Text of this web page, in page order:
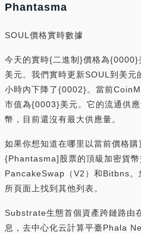
Phantasma
SOUL價格實時數據
今天的實時{二進制}價格為
美元。我們實時更新SOUL到美
小時內下降了{0002}。當前
市值為{0003}美元。它的流通供
幣，目前還沒有最大供應量。
如果你想知道在哪里以當前價格
{Phantasma]股票的頂級加密貨
PancakeSwap（V2）和Bitbns。
所頁面上找到其他列表。
Substrate生態首個資產跨鏈路由
息，去中心化云計算平臺Phala